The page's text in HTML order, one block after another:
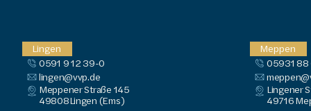
Lingen
0591 9 12 39-0
lingen@vvp.de
Meppener Straße 145
49808Lingen (Ems)
Meppen
05931
Lingener
49716